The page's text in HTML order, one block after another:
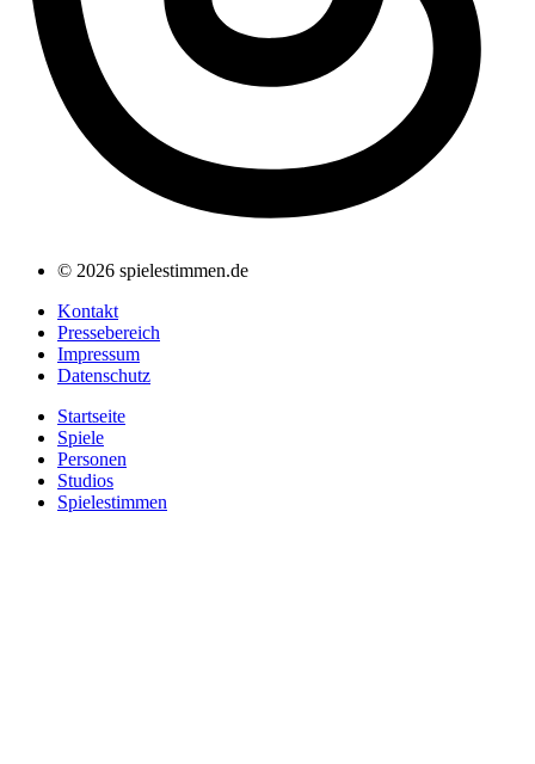
© 2026 spielestimmen.de
Kontakt
Pressebereich
Impressum
Datenschutz
Startseite
Spiele
Personen
Studios
Spielestimmen